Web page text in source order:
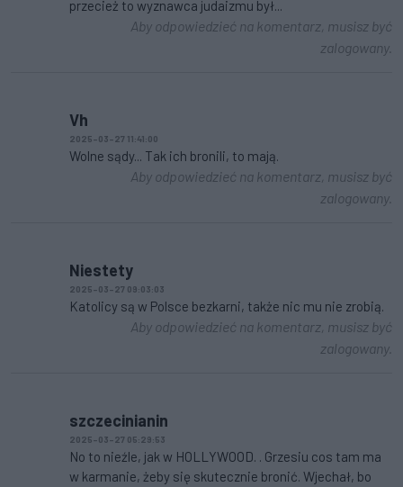
przecież to wyznawca judaizmu był...
Aby odpowiedzieć na komentarz, musisz być
zalogowany.
Vh
2025-03-27 11:41:00
Wolne sądy... Tak ich bronili, to mają.
Aby odpowiedzieć na komentarz, musisz być
zalogowany.
Niestety
2025-03-27 09:03:03
Katolicy są w Polsce bezkarni, także nic mu nie zrobią.
Aby odpowiedzieć na komentarz, musisz być
zalogowany.
szczecinianin
2025-03-27 05:29:53
No to nieźle, jak w HOLLYWOOD. . Grzesiu cos tam ma
w karmanie, żeby się skutecznie bronić. Wjechał, bo